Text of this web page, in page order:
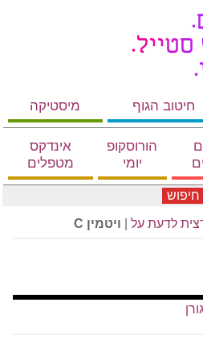
חיטוב הגוף מיסטיקה
הורוסקופ
יומי
אינדקס
מטפלים
חיפוש
לדעת על| ויטמין C